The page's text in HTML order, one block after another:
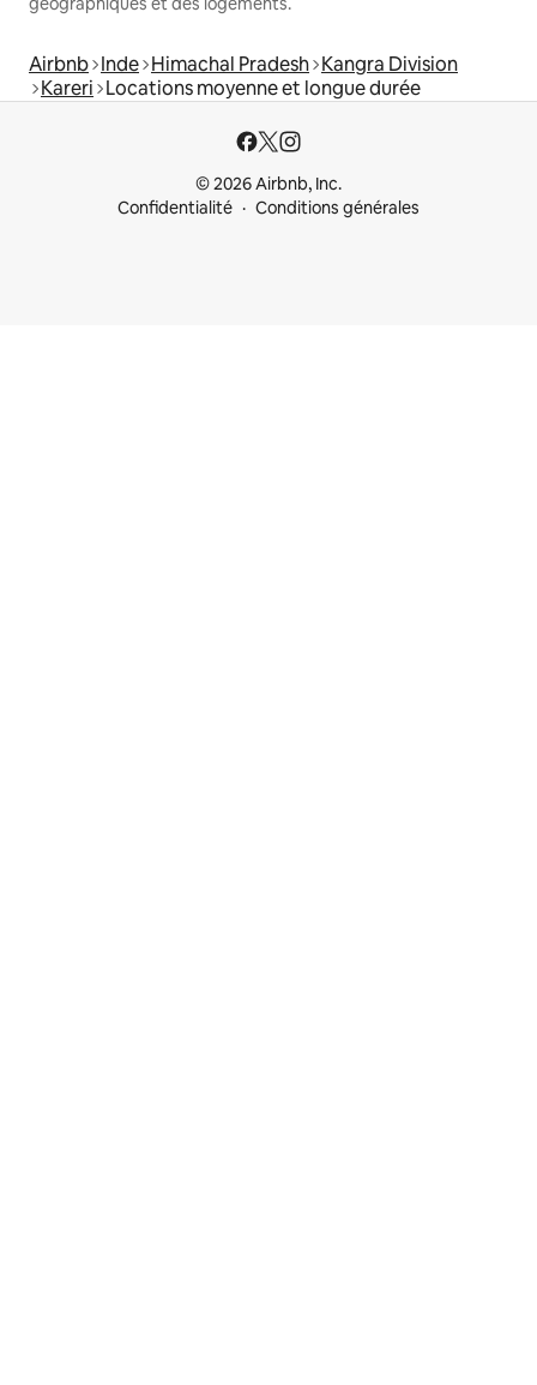
Airbnb Inde Himachal Pradesh Kangra Division
Kareri Locations moyenne et longue durée
© 2026 Airbnb, Inc.
Confidentialité
Conditions générales